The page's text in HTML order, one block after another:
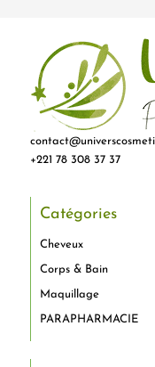
+221 78 308 37 37
Catégories
Cheveux
Corps & Bain
Maquillage
PARAPHARMACIE